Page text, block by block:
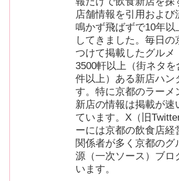
店舗情報を引用および
鳴かず飛ばずで10年以
してきました。毎日の
つけて掲載したグルメ
3500軒以上（街ネタを
件以上）ある新店ハン
す。特に京都のラーメ
新店の情報は掲載が速
ています。X（旧
ーには京都の飲食店経
関係者が多く京都のグ
源（一次ソース）ブロ
います。